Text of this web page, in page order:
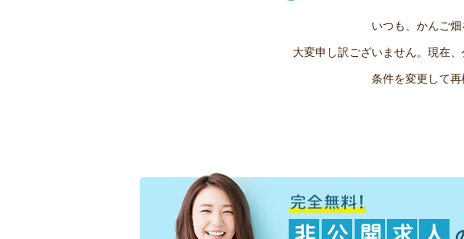
いつも、かんご
大変申し訳ございません。現在
条件を変更して再